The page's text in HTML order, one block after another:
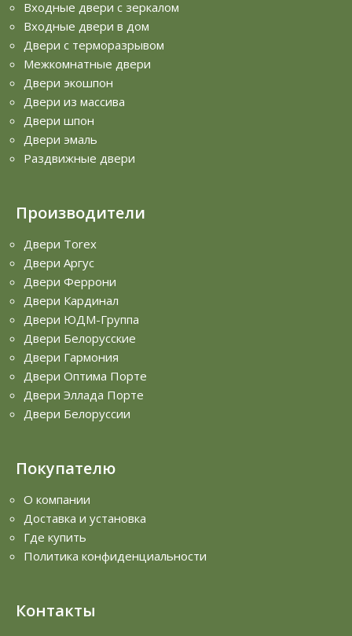
Входные двери с зеркалом
Входные двери в дом
Двери с терморазрывом
Межкомнатные двери
Двери экошпон
Двери из массива
Двери шпон
Двери эмаль
Раздвижные двери
Производители
Двери Torex
Двери Аргус
Двери Феррони
Двери Кардинал
Двери ЮДМ-Группа
Двери Белорусские
Двери Гармония
Двери Оптима Порте
Двери Эллада Порте
Двери Белоруссии
Покупателю
О компании
Доставка и установка
Где купить
Политика конфиденциальности
Контакты